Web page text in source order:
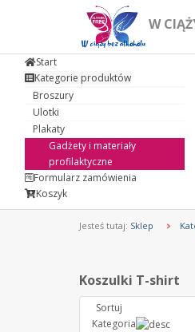
W
Start
Kategorie produktów
Broszury
Ulotki
Plakaty
Gadżety i materiały
profilaktyczne
Formularz zamówienia
Koszyk
Jesteś tutaj: Sklep
Koszulki T-shirt
Sortuj
Kategoria